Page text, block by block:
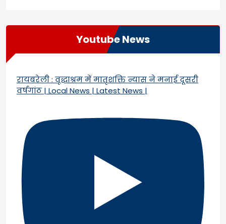
Youtube News
रायबरेली : वृद्धाश्रम में मातृशक्ति न्यास ने मनाई दूसरी
वर्षगांठ | Local News | Latest News |